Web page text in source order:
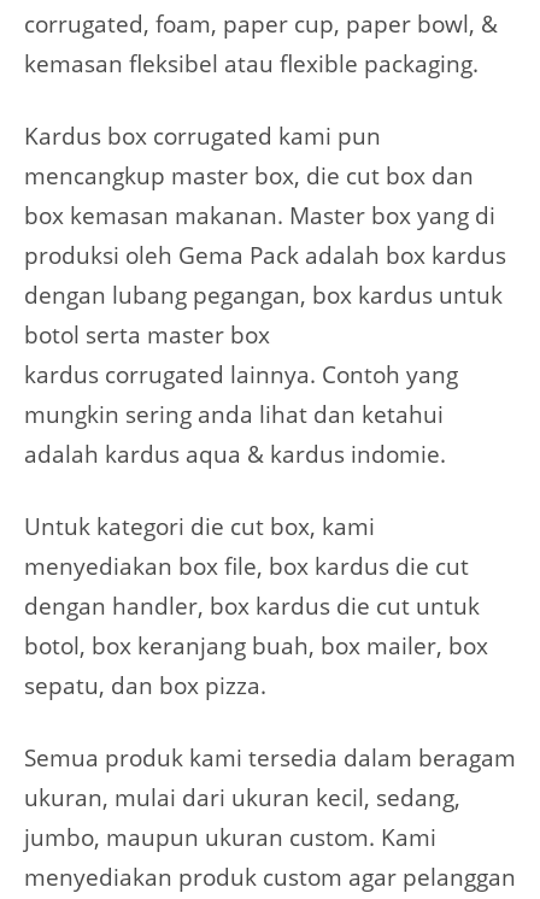
corrugated, foam, paper cup, paper bowl, &
kemasan fleksibel atau flexible packaging.
Kardus box corrugated kami pun
mencangkup master box, die cut box dan
box kemasan makanan. Master box yang di
produksi oleh Gema Pack adalah box kardus
dengan lubang pegangan, box kardus untuk
botol serta master box
kardus corrugated lainnya. Contoh yang
mungkin sering anda lihat dan ketahui
adalah kardus aqua & kardus indomie.
Untuk kategori die cut box, kami
menyediakan box file, box kardus die cut
dengan handler, box kardus die cut untuk
botol, box keranjang buah, box mailer, box
sepatu, dan box pizza.
Semua produk kami tersedia dalam beragam
ukuran, mulai dari ukuran kecil, sedang,
jumbo, maupun ukuran custom. Kami
menyediakan produk custom agar pelanggan